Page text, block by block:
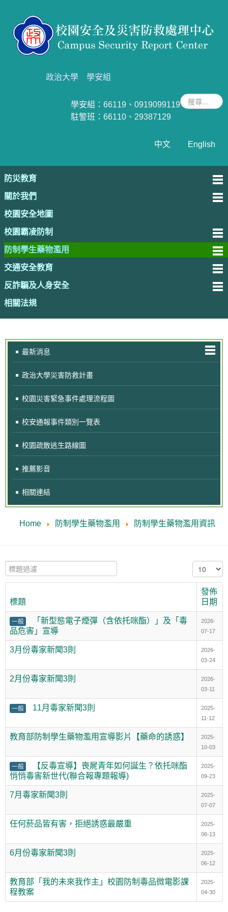
政治大學 學安組
學安組：66119、0919099119
駐警班 ：66110、29387129
中文 English
防災教育
關於我們
校園安全地圖
校園霸凌防制
防制學生藥物濫用
交通安全教育
反詐騙及人身安全
相關法規
最新消息
政治大學災害防救計畫
校園災害緊急事件處理流程圖
校安通報事件類別一覽表
校園疏散逃生路線圖
推薦影音
相關連結
Home 防制學生藥物濫用 防制學生藥物濫用資訊
標題過濾 顯示數目
標題
發佈
日期
一般
「新型態電子煙彈（含依托咪酯）」及「毒
品危害」宣導
2026-
07-17
3月份毒家新聞3則
2026-
03-24
2月份毒家新聞3則
2026-
03-11
一般 11月毒家新聞3則
2025-
11-12
教育部防制學生藥物濫用宣導影片【藥命的誘惑】
2025-
10-03
一般
【反毒宣導】喪屍青年如何誕生？依托咪酯
悄悄毒害新世代(聯合報專題報導)
2025-
09-23
7月毒家新聞3則
2025-
07-07
任何菸品皆有害，拒絕誘惑最嚴重
2025-
06-13
6月份毒家新聞3則
2025-
06-12
教育部「我的未來我作主」校園防制毒品微電影課
程教案
2025-
04-30